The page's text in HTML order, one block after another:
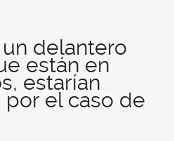
delantero
están en
estarían
el caso de